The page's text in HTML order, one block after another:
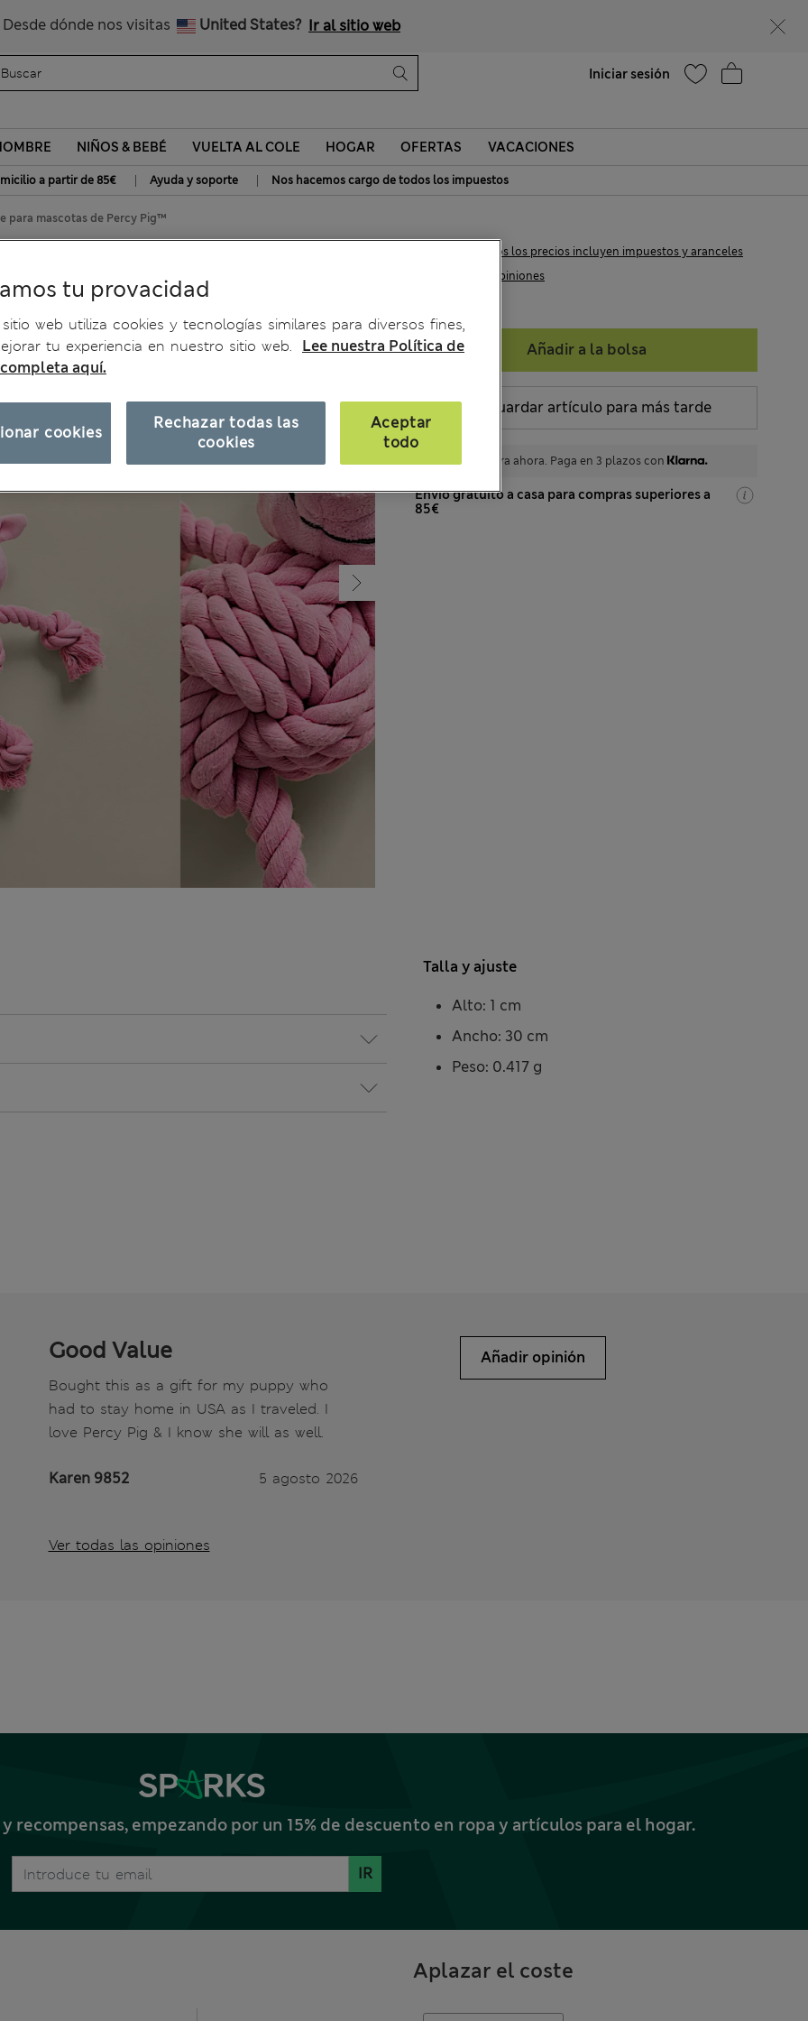
Desde dónde nos visitas United States? Ir al sitio web
Iniciar sesión
NIÑOS & BEBÉ VUELTA AL COLE HOGAR OFERTAS VACACIONES
a partir de 85€ | Ayuda y soporte | Nos hacemos cargo de todos los impuestos
para mascotas de Percy Pig™
Pig™ 93 Opiniones
Todos los precios incluyen impuestos y aranceles
Añadir a la bolsa
Guardar artículo para más tarde
Compra ahora. Paga en 3 plazos con
Envío gratuito a casa para compras superiores a
85€
Talla y ajuste
Alto: 1 cm
Ancho: 30 cm
Peso: 0.417 g
Good Value
Bought this as a gift for my puppy who
had to stay home in USA as I traveled. I
love Percy Pig & I know she will as well.
Karen 9852 5 agosto 2026
Ver todas las opiniones
Añadir opinión
recompensas, empezando por un 15% de descuento en ropa y artículos para el hogar.
IR
Aplazar el coste
tu provacidad
web utiliza cookies y tecnologías similares para diversos fines,
tu experiencia en nuestro sitio web.
Lee nuestra Política de
aquí.
Rechazar todas las
cookies
Aceptar
todo
cookies